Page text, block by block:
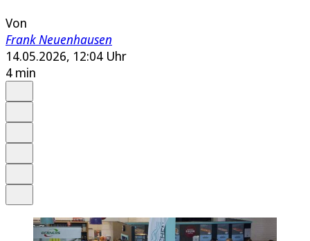
Von
Frank Neuenhausen
14.05.2026, 12:04 Uhr
4 min